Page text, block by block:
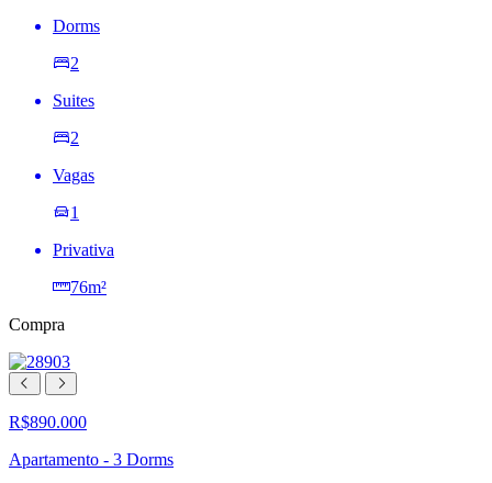
Dorms
2
Suites
2
Vagas
1
Privativa
76m²
Compra
R$890.000
Apartamento - 3 Dorms